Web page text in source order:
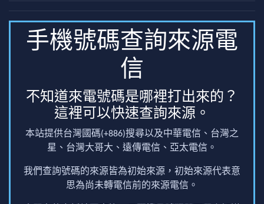
手機號碼查詢來源電
信
不知道來電號碼是哪裡打出來的？
這裡可以快速查詢來源。
本站提供台灣國碼(+886)搜尋以及中華電信、台灣之
星、台灣大哥大、遠傳電信、亞太電信。
我們查詢號碼的來源皆為初始來源，初始來源代表意
思為尚未轉電信前的來源電信。